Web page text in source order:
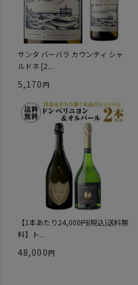
サンタ バーバラ カウンティ シャ
ルドネ [2...
5,170
【1本あたり24,000円(税込)送料無
料】ト...
48,000